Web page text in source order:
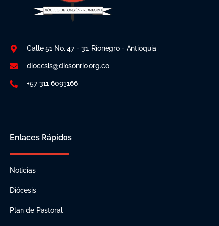
Calle 51 No. 47 - 31, Rionegro - Antioquia
diocesis@diosonrio.org.co
+57 311 6093166
Enlaces Rápidos
Noticias
Diócesis
Plan de Pastoral